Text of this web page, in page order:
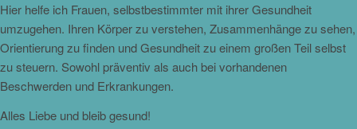
Hier helfe ich Frauen, selbstbestimmter mit ihrer Gesundheit
umzugehen. Ihren Körper zu verstehen, Zusammenhänge zu sehen,
Orientierung zu finden und Gesundheit zu einem großen Teil selbst
zu steuern. Sowohl präventiv als auch bei vorhandenen
Beschwerden und Erkrankungen.
Alles Liebe und bleib gesund!